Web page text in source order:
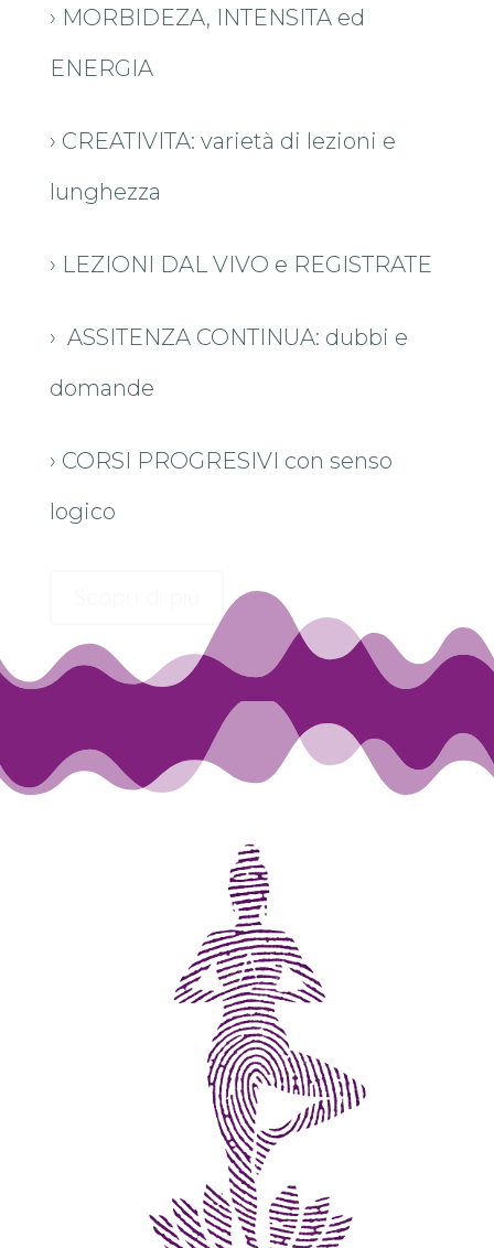
› MORBIDEZA, INTENSITA ed
ENERGIA
› CREATIVITA: varietà di lezioni e
lunghezza
› LEZIONI DAL VIVO e REGISTRATE
› ASSITENZA CONTINUA: dubbi e
domande
› CORSI PROGRESIVI con senso
logico